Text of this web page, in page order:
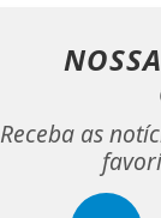
Receba as